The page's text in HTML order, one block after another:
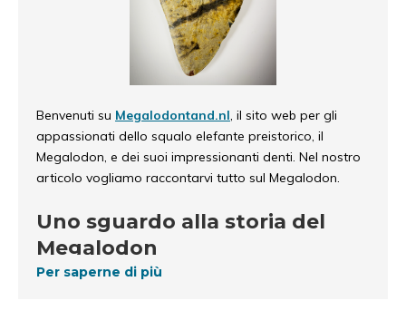
Benvenuti su Megalodontand.nl , il sito web per gli
appassionati dello squalo elefante preistorico, il
Megalodon, e dei suoi impressionanti denti. Nel nostro
articolo vogliamo raccontarvi tutto sul Megalodon.
Uno sguardo alla storia del
Megalodon
Per saperne di più